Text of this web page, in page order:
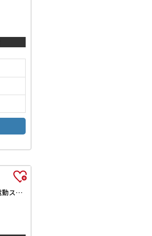
Z ナビ TV 全周囲カメラ 左右独立ムーンルーフ ブラインドスポット アダプティブクルーズコントロール レーンアシスト 衝突被害軽減システム 両側電動スライドドア LEDヘッドランプ ワイヤレス充電